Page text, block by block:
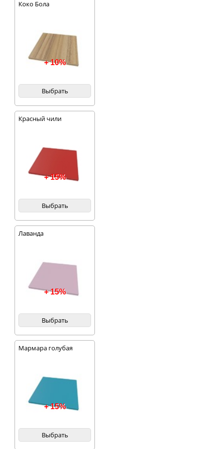
Коко Бола
+ 10%
Выбрать
Красный чили
+ 15%
Выбрать
Лаванда
+ 15%
Выбрать
Мармара голубая
+ 15%
Выбрать